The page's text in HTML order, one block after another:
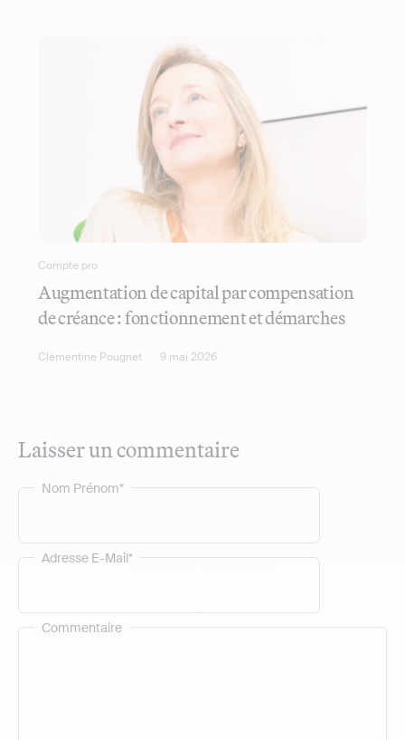
Compte pro
Augmentation de capital par compensation
de créance : fonctionnement et démarches
Clémentine Pougnet 9 mai 2026
Laisser un commentaire
Commentaire
Nom Prénom*
Adresse E-Mail*